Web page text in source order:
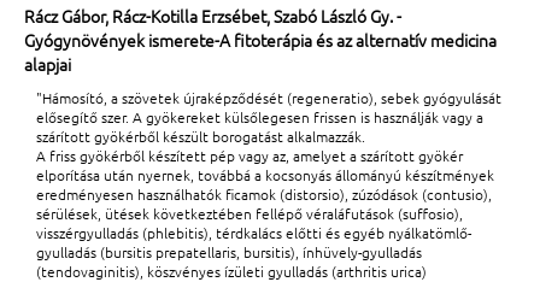
Rácz Gábor, Rácz-Kotilla Erzsébet, Szabó László Gy. -
Gyógynövények ismerete-A fitoterápia és az alternatív medicina
alapjai
"Hámosító, a szövetek újraképződését (regeneratio), sebek gyógyulását
elősegítő szer. A gyökereket külsőlegesen frissen is használják vagy a
szárított gyökérből készült borogatást alkalmazzák.
A friss gyökérből készített pép vagy az, amelyet a szárított gyökér
elporítása után nyernek, továbbá a kocsonyás állományú készítmények
eredményesen használhatók ficamok (distorsio), zúzódások (contusio),
sérülések, ütések következtében fellépő véraláfutások (suffosio),
visszérgyulladás (phlebitis), térdkalács előtti és egyéb nyálkatömlő-
gyulladás (bursitis prepatellaris, bursitis), ínhüvely-gyulladás
(tendovaginitis), köszvényes ízületi gyulladás (arthritis urica)